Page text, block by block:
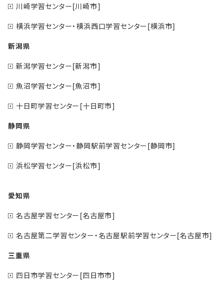
川崎学習センター[川崎市]
横浜学習センター・横浜西口学習センター[横浜市]
新潟県
新潟学習センター[新潟市]
魚沼学習センター[魚沼市]
十日町学習センター[十日町市]
静岡県
静岡学習センター・静岡駅前学習センター[静岡市]
浜松学習センター[浜松市]
愛知県
名古屋学習センター[名古屋市]
名古屋第二学習センター・名古屋駅前学習センター[名古屋市]
三重県
四日市学習センター[四日市市]